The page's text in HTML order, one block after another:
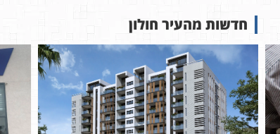
חדשות מהעיר חולון